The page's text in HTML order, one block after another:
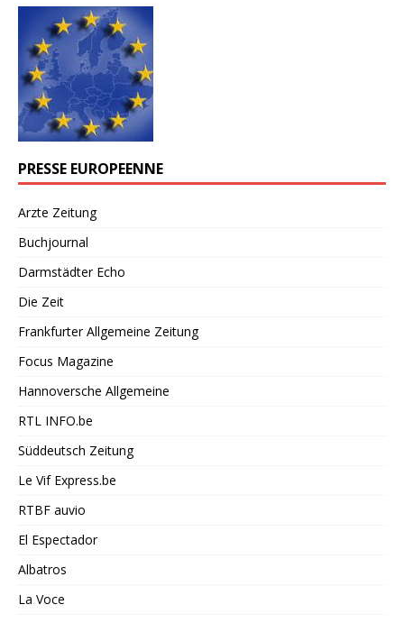
PRESSE EUROPEENNE
Arzte Zeitung
Buchjournal
Darmstädter Echo
Die Zeit
Frankfurter Allgemeine Zeitung
Focus Magazine
Hannoversche Allgemeine
RTL INFO.be
Süddeutsch Zeitung
Le Vif Express.be
RTBF auvio
El Espectador
Albatros
La Voce